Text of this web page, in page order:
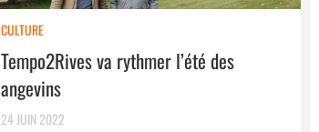
CULTURE
Tempo2Rives va rythmer l’été des
angevins
24 JUIN 2022